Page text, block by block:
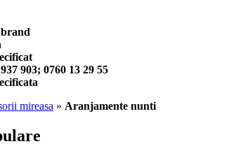
903; 0760 13 29 55
mireasa » Aranjamente nunti